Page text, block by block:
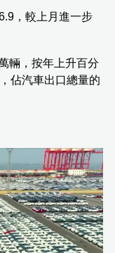
，較上月進一步
輛，按年上升百分
佔汽車出口總量的